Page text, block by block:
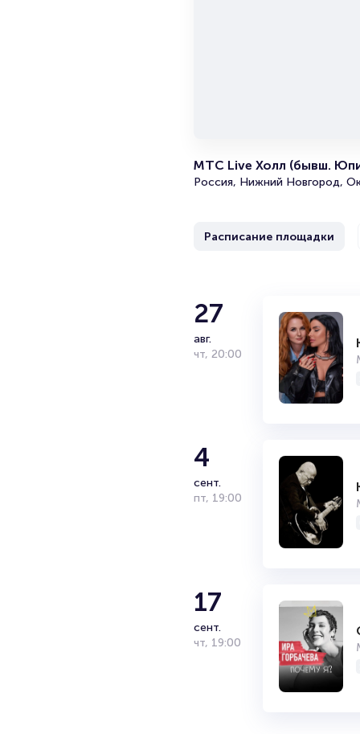
МТС Live Холл (бывш.
Россия, Нижний Новгород,
Расписание площадки
27
авг.
чт, 20:00
4
сент.
пт, 19:00
17
сент.
чт, 19:00